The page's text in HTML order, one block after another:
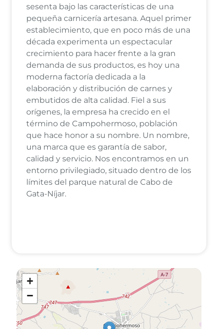
sesenta bajo las características de una
pequeña carnicería artesana. Aquel primer
establecimiento, que en poco más de una
década experimenta un espectacular
crecimiento para hacer frente a la gran
demanda de sus productos, es hoy una
moderna factoría dedicada a la
elaboración y distribución de carnes y
embutidos de alta calidad. Fiel a sus
orígenes, la empresa ha crecido en el
término de Campohermoso, población
que hace honor a su nombre. Un nombre,
una marca que es garantía de sabor,
calidad y servicio. Nos encontramos en un
entorno privilegiado, situado dentro de los
límites del parque natural de Cabo de
Gata-Níjar.
+
−